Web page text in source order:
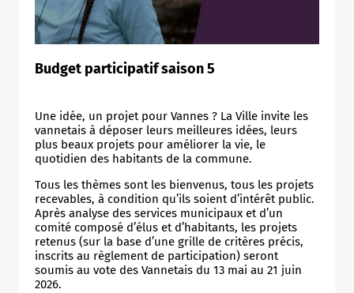
Budget participatif saison 5
Une idée, un projet pour Vannes ? La Ville invite les
vannetais à déposer leurs meilleures idées, leurs
plus beaux projets pour améliorer la vie, le
quotidien des habitants de la commune.
Tous les thèmes sont les bienvenus, tous les projets
recevables, à condition qu’ils soient d’intérêt public.
Après analyse des services municipaux et d’un
comité composé d’élus et d’habitants, les projets
retenus (sur la base d’une grille de critères précis,
inscrits au règlement de participation) seront
soumis au vote des Vannetais du 13 mai au 21 juin
2026.